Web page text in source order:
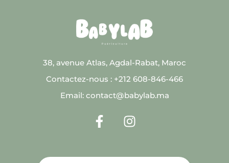
38, avenue Atlas, Agdal-Rabat, Maroc
Contactez-nous : +212 608-846-466
Email: contact@babylab.ma